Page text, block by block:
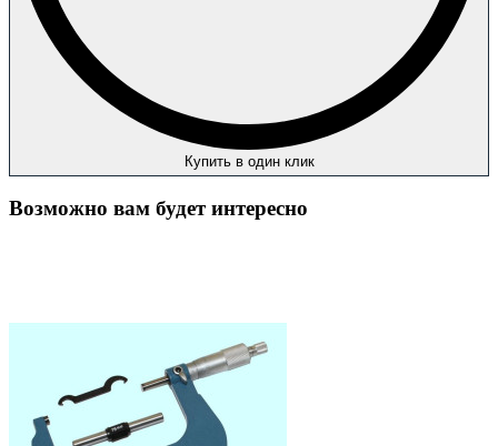
Купить в один клик
Возможно вам будет интересно